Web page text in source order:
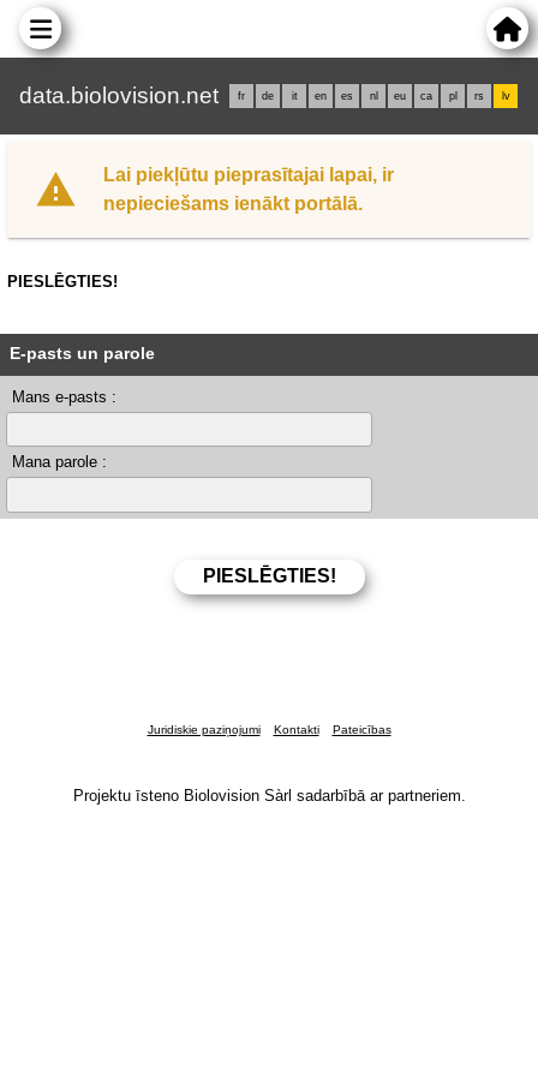
data.biolovision.net fr de it en es nl eu ca pl rs lv
Lai piekļūtu pieprasītajai lapai, ir
nepieciešams ienākt portālā.
PIESLĒGTIES!
E-pasts un parole
Mans e-pasts :
Mana parole :
Juridiskie paziņojumi Kontakti Pateicības
Projektu īsteno Biolovision Sàrl sadarbībā ar partneriem.